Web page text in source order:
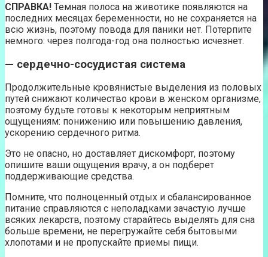
СПРАВКА! Темная полоса на животике появляются на
последних месяцах беременности, но не сохраняется на
всю жизнь, поэтому повода для паники нет. Потерпите
немного: через полгода-год она полностью исчезнет.
— сердечно-сосудистая система
Продолжительные кровянистые выделения из половых
путей снижают количество крови в женском организме,
поэтому будьте готовы к некоторым неприятным
ощущениям: понижению или повышению давления,
ускорению сердечного ритма.
Это не опасно, но доставляет дискомфорт, поэтому
опишите ваши ощущения врачу, а он подберет
поддерживающие средства.
Помните, что полноценный отдых и сбалансированное
питание справляются с неполадками зачастую лучше
всяких лекарств, поэтому старайтесь выделять для сна
больше времени, не перегружайте себя бытовыми
хлопотами и не пропускайте приемы пищи.